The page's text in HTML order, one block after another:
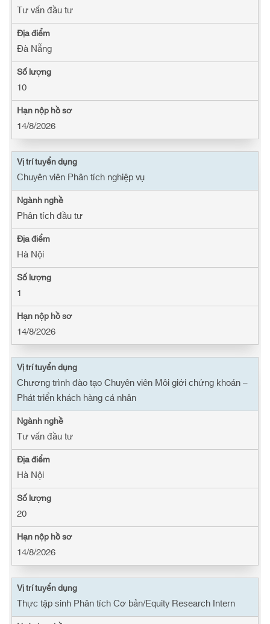
Tư vấn đầu tư
Đà Nẵng
10
14/8/2026
Chuyên viên Phân tích nghiệp vụ
Phân tích đầu tư
Hà Nội
1
14/8/2026
Chương trình đào tạo Chuyên viên Môi giới chứng khoán –
Phát triển khách hàng cá nhân
Tư vấn đầu tư
Hà Nội
20
14/8/2026
Thực tập sinh Phân tích Cơ bản/Equity Research Intern